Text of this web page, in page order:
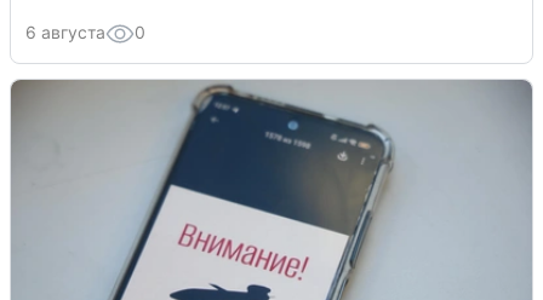
6 августа 0